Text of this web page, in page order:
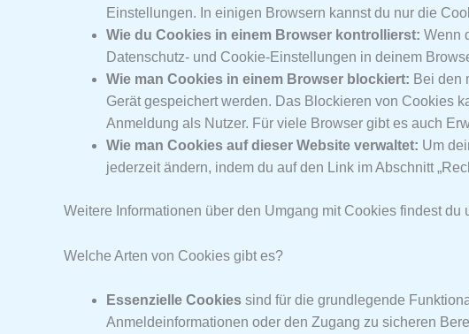
Einstellungen. In einigen Browsern kannst du nur die
Wie du Cookies in einem Browser kontrollierst: Wenn
Datenschutz- und Cookie-Einstellungen in deinem
Wie man Cookies in einem Browser blockiert: Bei den
Gerät gespeichert werden. Das Blockieren von Cookies
Anmeldung als Nutzer. Für viele Browser gibt es auch
Wie man Cookies auf dieser Website verwaltet: Um
jederzeit ändern, indem du auf den Link im Abschnitt
Weitere Informationen über den Umgang mit Cookies findest du
Welche Arten von Cookies gibt es?
Essenzielle Cookies sind für die grundlegende
Anmeldeinformationen oder den Zugang zu sicheren